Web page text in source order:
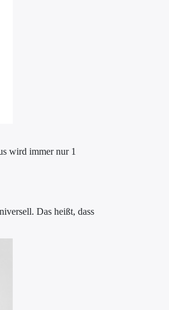
wird immer nur 1
Das heißt, dass